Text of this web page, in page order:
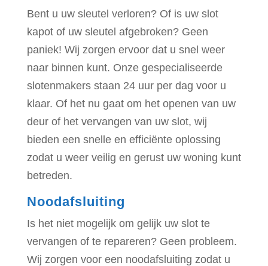
Bent u uw sleutel verloren? Of is uw slot
kapot of uw sleutel afgebroken? Geen
paniek! Wij zorgen ervoor dat u snel weer
naar binnen kunt. Onze gespecialiseerde
slotenmakers staan 24 uur per dag voor u
klaar. Of het nu gaat om het openen van uw
deur of het vervangen van uw slot, wij
bieden een snelle en efficiënte oplossing
zodat u weer veilig en gerust uw woning kunt
betreden.
Noodafsluiting
Is het niet mogelijk om gelijk uw slot te
vervangen of te repareren? Geen probleem.
Wij zorgen voor een noodafsluiting zodat u